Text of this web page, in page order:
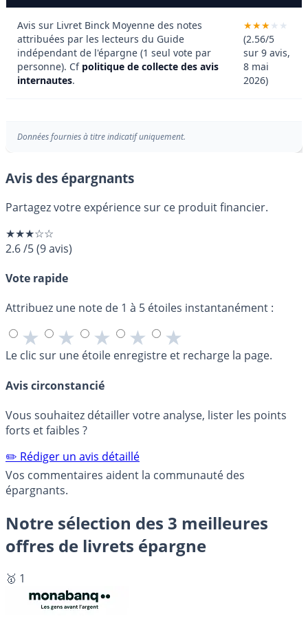
Avis sur Livret Binck Moyenne des notes
attribuées par les lecteurs du Guide
indépendant de l'épargne (1 seul vote par
personne). Cf politique de collecte des avis
internautes.
(2.56/5
sur 9 avis,
8 mai
2026)
Données fournies à titre indicatif uniquement.
Avis des épargnants
Partagez votre expérience sur ce produit financier.
★★★☆☆
2.6/5(9avis)
Vote rapide
Attribuez une note de 1 à 5 étoiles instantanément :
★ ★ ★ ★ ★
Le clic sur une étoile enregistre et recharge la page.
Avis circonstancié
Vous souhaitez détailler votre analyse, lister les points
forts et faibles ?
✏️ Rédiger un avis détaillé
Vos commentaires aident la communauté des
épargnants.
Notre sélection des 3 meilleures
offres de livrets épargne
🥇 1